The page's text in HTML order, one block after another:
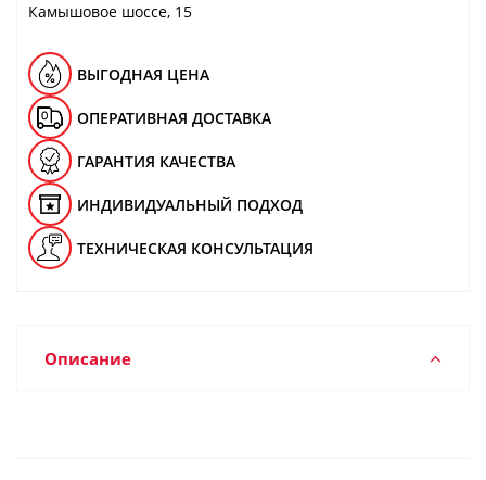
Камышовое шоссе, 15
ВЫГОДНАЯ ЦЕНА
ОПЕРАТИВНАЯ ДОСТАВКА
ГАРАНТИЯ КАЧЕСТВА
ИНДИВИДУАЛЬНЫЙ ПОДХОД
ТЕХНИЧЕСКАЯ КОНСУЛЬТАЦИЯ
Описание